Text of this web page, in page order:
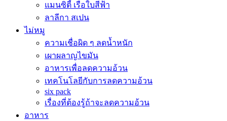
แมนซิตี้ เรือใบสีฟ้า
ลาลีกา สเปน
ไม่หมู
ความเชื่อผิด ๆ ลดน้ำหนัก
เผาผลาญไขมัน
อาหารเพื่อลดความอ้วน
เทคโนโลยีกับการลดความอ้วน
six pack
เรื่องที่ต้องรู้ถ้าจะลดความอ้วน
อาหาร